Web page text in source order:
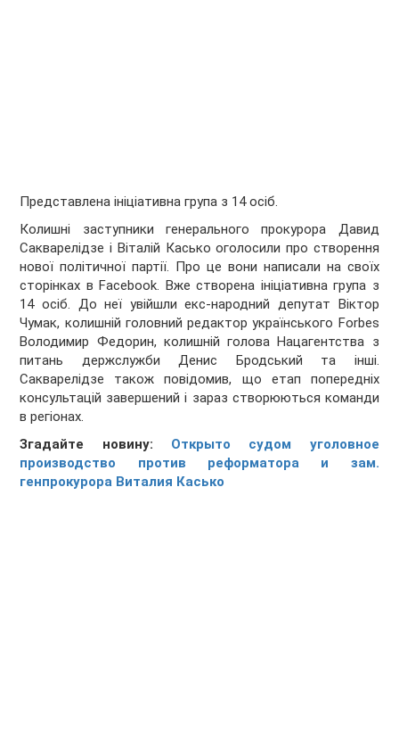
Представлена ініціативна група з 14 осіб.
Колишні заступники генерального прокурора Давид
Сакварелідзе і Віталій Касько оголосили про створення
нової політичної партії. Про це вони написали на своїх
сторінках в Facebook. Вже створена ініціативна група з
14 осіб. До неї увійшли екс-народний депутат Віктор
Чумак, колишній головний редактор українського Forbes
Володимир Федорин, колишній голова Нацагентства з
питань держслужби Денис Бродський та інші.
Сакварелідзе також повідомив, що етап попередніх
консультацій завершений і зараз створюються команди
в регіонах.
Згадайте новину: Открыто судом уголовное
производство против реформатора и зам.
генпрокурора Виталия Касько